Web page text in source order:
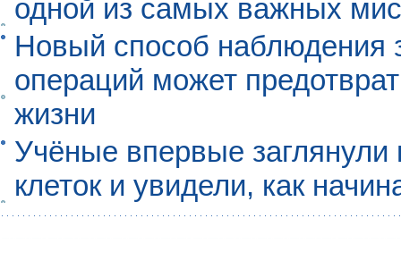
одной из самых важных
Новый способ наблюдения
операций может
жизни
Учёные впервые
клеток и увидели, как